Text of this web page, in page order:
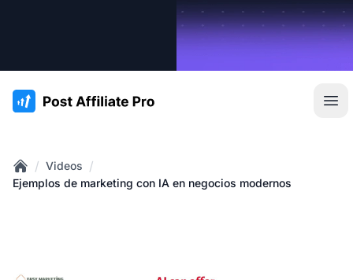
:site.title
Home
/ Videos /
Ejemplos de marketing con IA en negocios modernos